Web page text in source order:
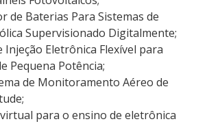
de Baterias Para Sistemas de
Supervisionado Digitalmente;
Injeção Eletrônica Flexível para
Pequena Potência;
de Monitoramento Aéreo de
para o ensino de eletrônica